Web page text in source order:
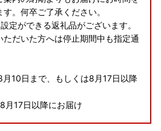
。何卒ご了承ください。
定ができる返礼品がございます。
だいた方へは停止期間中も指定通
10日まで、もしくは8月17日以降
月17日以降にお届け